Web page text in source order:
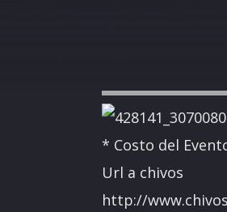
* Costo del
Url a chivos
http://